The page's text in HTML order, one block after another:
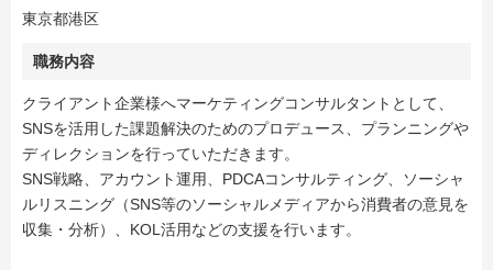
東京都港区
職務内容
クライアント企業様へマーケティングコンサルタントとして、
SNSを活用した課題解決のためのプロデュース、プランニングや
ディレクションを行っていただきます。
SNS戦略、アカウント運用、PDCAコンサルティング、ソーシャ
ルリスニング（SNS等のソーシャルメディアから消費者の意見を
収集・分析）、KOL活用などの支援を行います。